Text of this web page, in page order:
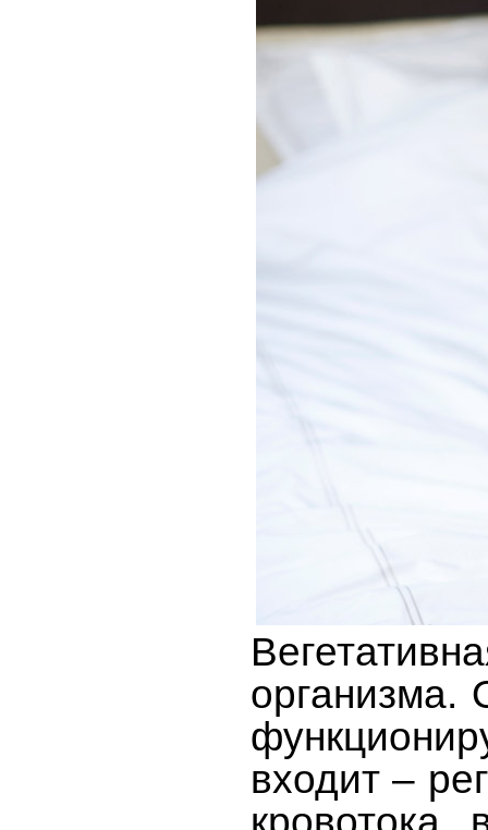
организма.
входит –